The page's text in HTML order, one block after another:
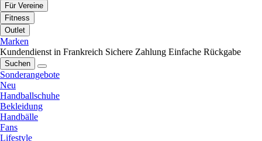
Für Vereine
Fitness
Outlet
Marken
Kundendienst in Frankreich Sichere Zahlung Einfache Rückgabe
Suchen
Sonderangebote
Neu
Handballschuhe
Bekleidung
Handbälle
Fans
Lifestyle